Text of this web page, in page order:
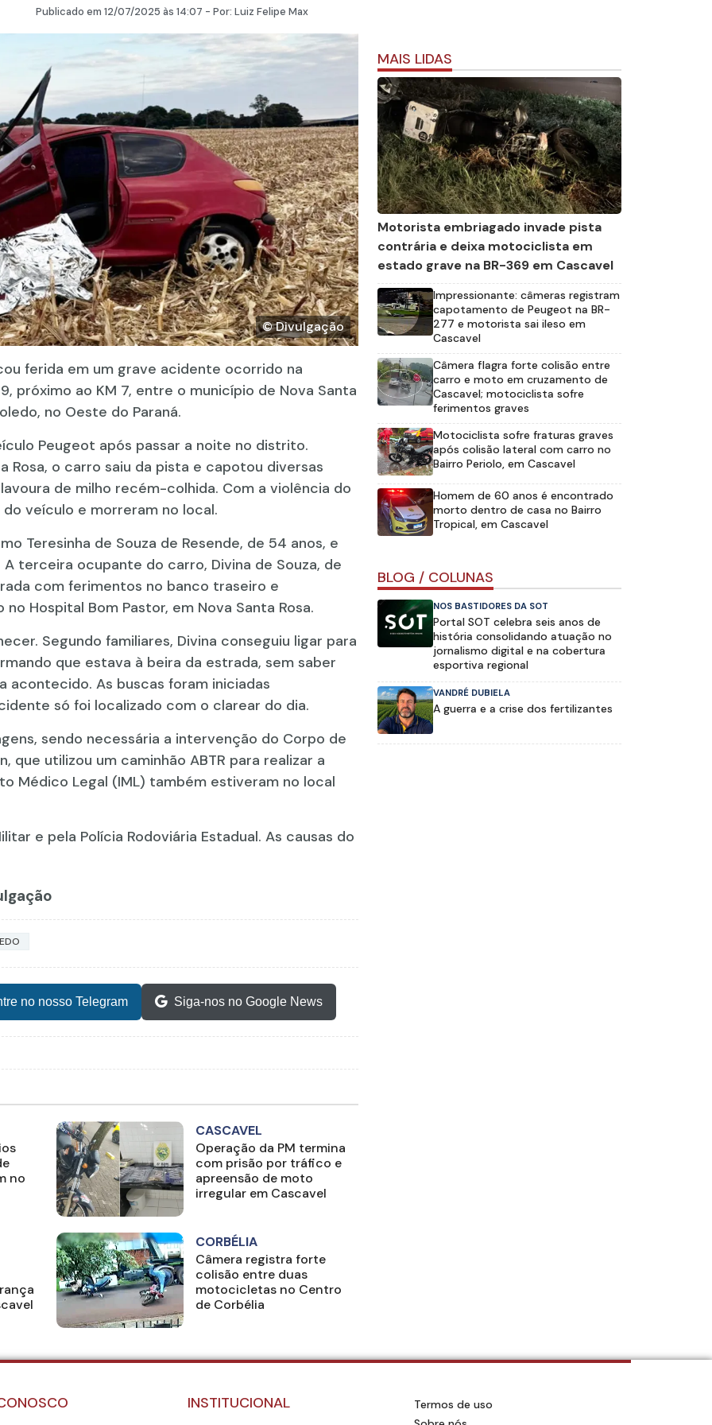
Publicado em 12/07/2025 às 14:07 - Por: Luiz Felipe Max
© Divulgação
ferida em um grave acidente ocorrido na
próximo ao KM 7, entre o município de Nova Santa
no Oeste do Paraná.
Peugeot após passar a noite no distrito.
Rosa, o carro saiu da pista e capotou diversas
de milho recém-colhida. Com a violência do
veículo e morreram no local.
Teresinha de Souza de Resende, de 54 anos, e
terceira ocupante do carro, Divina de Souza, de
com ferimentos no banco traseiro e
Hospital Bom Pastor, em Nova Santa Rosa.
Segundo familiares, Divina conseguiu ligar para
que estava à beira da estrada, sem saber
acontecido. As buscas foram iniciadas
só foi localizado com o clarear do dia.
sendo necessária a intervenção do Corpo de
que utilizou um caminhão ABTR para realizar a
Médico Legal (IML) também estiveram no local
e pela Polícia Rodoviária Estadual. As causas do
no nosso Telegram Siga-nos no Google News
no
CASCAVEL
Operação da PM termina
com prisão por tráfico e
apreensão de moto
irregular em Cascavel
CORBÉLIA
Câmera registra forte
colisão entre duas
motocicletas no Centro
de Corbélia
MAIS LIDAS
Motorista embriagado invade pista
contrária e deixa motociclista em
estado grave na BR-369 em Cascavel
Impressionante: câmeras registram
capotamento de Peugeot na BR-
277 e motorista sai ileso em
Cascavel
Câmera flagra forte colisão entre
carro e moto em cruzamento de
Cascavel; motociclista sofre
ferimentos graves
Motociclista sofre fraturas graves
após colisão lateral com carro no
Bairro Periolo, em Cascavel
Homem de 60 anos é encontrado
morto dentro de casa no Bairro
Tropical, em Cascavel
BLOG / COLUNAS
NOS BASTIDORES DA SOT
Portal SOT celebra seis anos de
história consolidando atuação no
jornalismo digital e na cobertura
esportiva regional
VANDRÉ DUBIELA
A guerra e a crise dos fertilizantes
INSTITUCIONAL
Termos de uso